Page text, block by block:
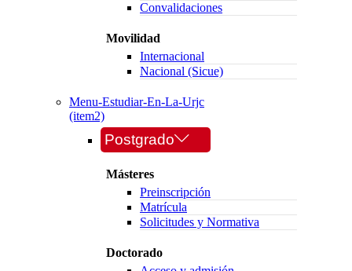
Convalidaciones
Movilidad
Internacional
Nacional (Sicue)
Menu-Estudiar-En-La-Urjc
(item2)
Postgrado
Másteres
Preinscripción
Matrícula
Solicitudes y Normativa
Doctorado